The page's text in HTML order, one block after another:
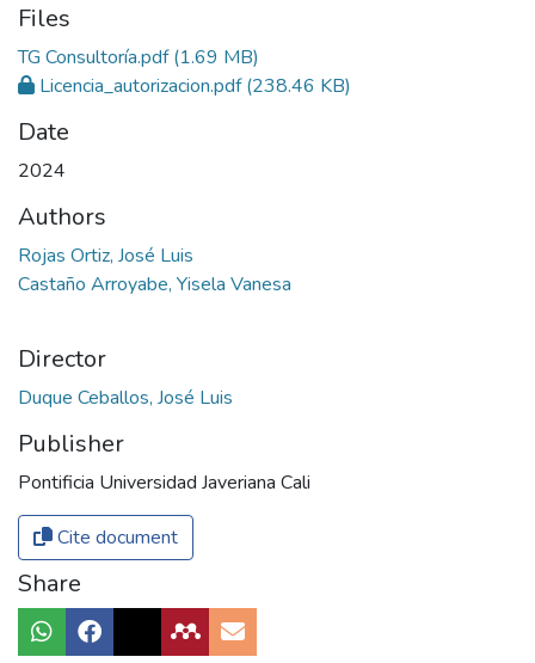
Files
TG Consultoría.pdf(1.69 MB)
Licencia_autorizacion.pdf(238.46 KB)
Date
2024
Authors
Rojas Ortiz, José Luis
Castaño Arroyabe, Yisela Vanesa
Director
Duque Ceballos, José Luis
Publisher
Pontificia Universidad Javeriana Cali
Cite document
Share